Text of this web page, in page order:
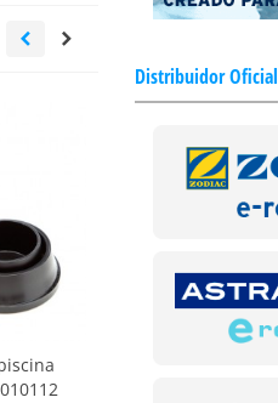
Distribuidor Oficial